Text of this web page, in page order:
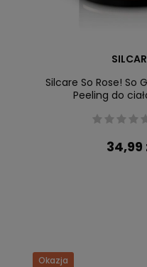
Silcare So Rose! So
Peeling do
34,99
Okazja